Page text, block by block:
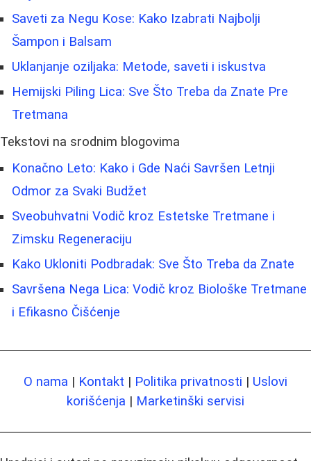
Saveti za Negu Kose: Kako Izabrati Najbolji
Šampon i Balsam
Uklanjanje oziljaka: Metode, saveti i iskustva
Hemijski Piling Lica: Sve Što Treba da Znate Pre
Tretmana
Tekstovi na srodnim blogovima
Konačno Leto: Kako i Gde Naći Savršen Letnji
Odmor za Svaki Budžet
Sveobuhvatni Vodič kroz Estetske Tretmane i
Zimsku Regeneraciju
Kako Ukloniti Podbradak: Sve Što Treba da Znate
Savršena Nega Lica: Vodič kroz Biološke Tretmane
i Efikasno Čišćenje
O nama | Kontakt | Politika privatnosti | Uslovi
korišćenja | Marketinški servisi